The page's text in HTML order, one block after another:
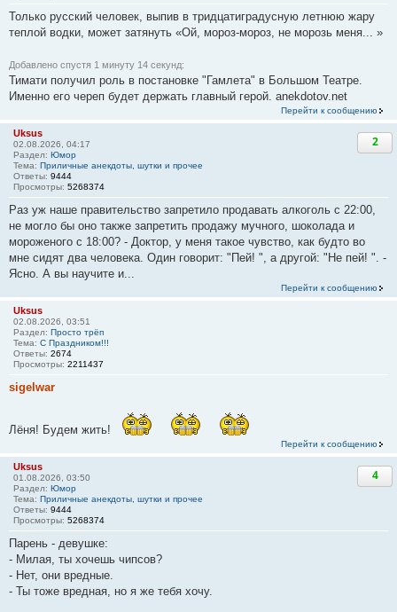
Только русский человек, выпив в тридцатиградусную летнюю жару
теплой водки, может затянуть «Ой, мороз-мороз, не морозь меня... »
Добавлено спустя 1 минуту 14 секунд:
Тимати получил роль в постановке "Гамлета" в Большом Театре.
Именно его череп будет держать главный герой. anekdotov.net
Перейти к сообщению
Uksus
02.08.2026, 04:17
Раздел: Юмор
Тема: Приличные анекдоты, шутки и прочее
Ответы: 9444
Просмотры: 5268374
2
Раз уж наше правительство запретило продавать алкоголь с 22:00,
не могло бы оно также запретить продажу мучного, шоколада и
мороженого с 18:00? - Доктор, у меня такое чувство, как будто во
мне сидят два человека. Один говорит: "Пей! ", а другой: "Не пей! ". -
Ясно. А вы научите и...
Перейти к сообщению
Uksus
02.08.2026, 03:51
Раздел: Просто трёп
Тема: С Праздником!!!
Ответы: 2674
Просмотры: 2211437
sigelwar
Лёня! Будем жить!
Перейти к сообщению
Uksus
01.08.2026, 03:50
Раздел: Юмор
Тема: Приличные анекдоты, шутки и прочее
Ответы: 9444
Просмотры: 5268374
4
Парень - девушке:
- Милая, ты хочешь чипсов?
- Нет, они вредные.
- Ты тоже вредная, но я же тебя хочу.